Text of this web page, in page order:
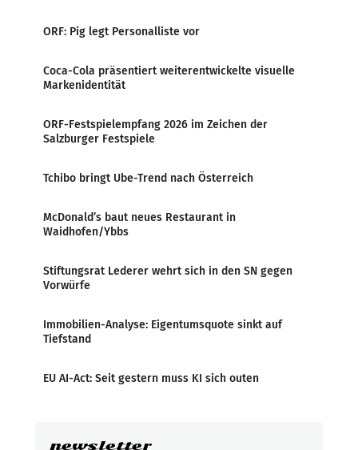
ORF: Pig legt Personalliste vor
Coca-Cola präsentiert weiterentwickelte visuelle
Markenidentität
ORF-Festspielempfang 2026 im Zeichen der
Salzburger Festspiele
Tchibo bringt Ube-Trend nach Österreich
McDonald’s baut neues Restaurant in
Waidhofen/Ybbs
Stiftungsrat Lederer wehrt sich in den SN gegen
Vorwürfe
Immobilien-Analyse: Eigentumsquote sinkt auf
Tiefstand
EU AI-Act: Seit gestern muss KI sich outen
newsletter